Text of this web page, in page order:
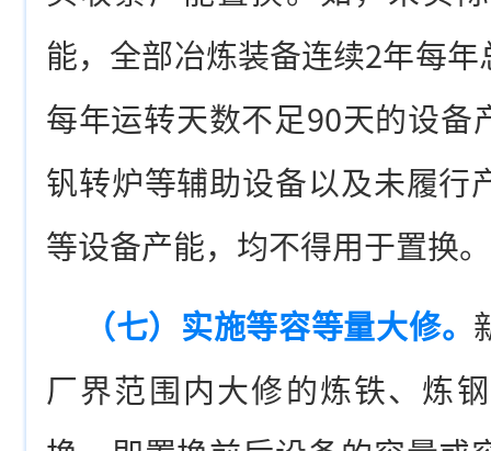
能，全部冶炼装备连续2年每
每年运转天数不足90天的设备
钒转炉等辅助设备以及未履行
等设备产能，均不得用于置换。
（七）实施等容等量大修。
厂界范围内大修的炼铁、炼